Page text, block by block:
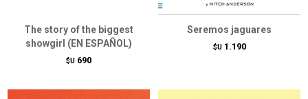
The story of the biggest
showgirl (EN ESPAÑOL)
$U 690
Seremos jaguares
$U 1.190